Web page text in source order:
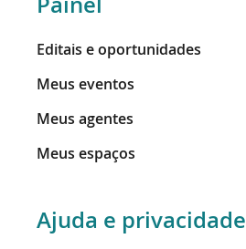
Editais e oportunidades
Meus eventos
Meus agentes
Meus espaços
Ajuda e privacidade